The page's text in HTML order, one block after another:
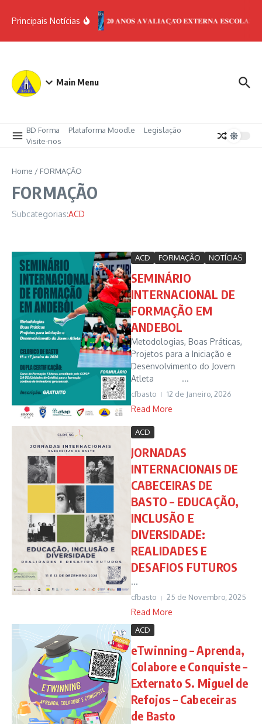
Principais Notícias
𝟐𝟎 𝐀𝐍𝐎𝐒 𝐀𝐕𝐀𝐋𝐈𝐀𝐂̧𝐀̃𝐎 𝐄𝐗𝐓𝐄𝐑𝐍𝐀 𝐄𝐒𝐂𝐎𝐋𝐀𝐒
Main Menu
BD Forma Plataforma Moodle
Legislação
Visite-nos
Home / FORMAÇÃO
FORMAÇÃO
Subcategorias:ACD
ACD FORMAÇÃO NOTÍCIAS
SEMINÁRIO
INTERNACIONAL DE
FORMAÇÃO EM
ANDEBOL
Metodologias, Boas Práticas,
Projetos para a Iniciação e
Desenvolvimento do Jovem
Atleta ...
cfbasto 12 de Janeiro, 2026
Read More
ACD
JORNADAS
INTERNACIONAIS DE
CABECEIRAS DE
BASTO – EDUCAÇÃO,
INCLUSÃO E
DIVERSIDADE:
REALIDADES E
DESAFIOS FUTUROS
...
cfbasto 25 de Novembro, 2025
Read More
ACD
eTwinning – Aprenda,
Colabore e Conquiste –
Externato S. Miguel de
Refojos – Cabeceiras
de Basto